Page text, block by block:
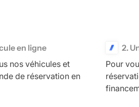
en ligne
nos véhicules et
de réservation en
2.
Pour